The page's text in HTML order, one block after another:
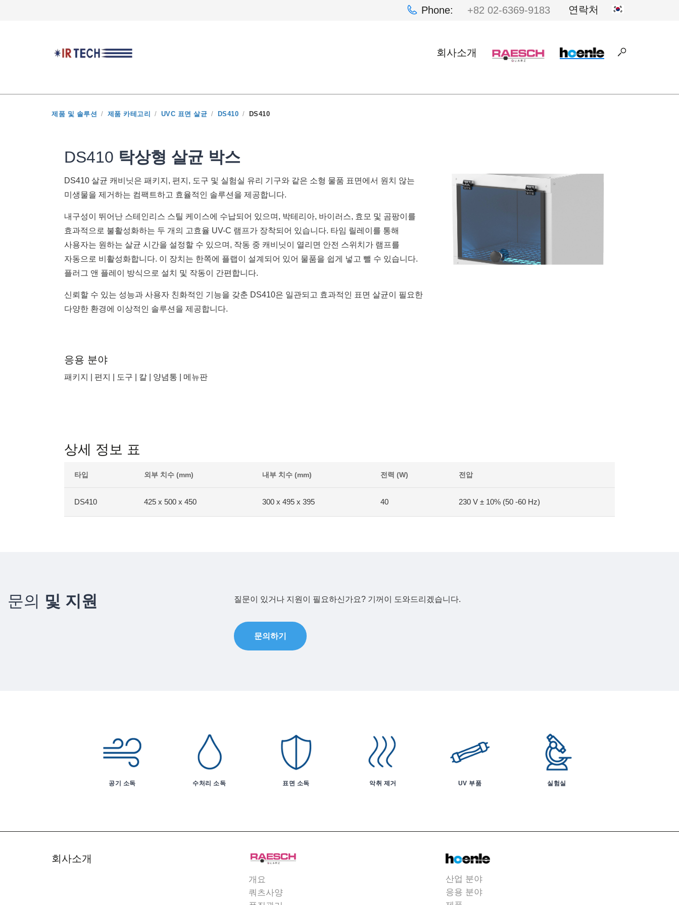
Phone: +82 02-6369-9183 연락처
회사소개
도움이 필요하십니까? 연락처 : Phone:
도움이 필요하십니까? 연락처 : Phone:
제품 및 솔루션 / 제품 카테고리 / UVC 표면 살균 / DS410 / DS410
DS410 탁상형 살균 박스
DS410 살균 캐비닛은 패키지, 편지, 도구 및 실험실 유리 기구와 같은 소형 물품 표면에서 원치 않는
미생물을 제거하는 컴팩트하고 효율적인 솔루션을 제공합니다.
내구성이 뛰어난 스테인리스 스틸 케이스에 수납되어 있으며, 박테리아, 바이러스, 효모 및 곰팡이를
효과적으로 불활성화하는 두 개의 고효율 UV-C 램프가 장착되어 있습니다. 타임 릴레이를 통해
사용자는 원하는 살균 시간을 설정할 수 있으며, 작동 중 캐비닛이 열리면 안전 스위치가 램프를
자동으로 비활성화합니다. 이 장치는 한쪽에 플랩이 설계되어 있어 물품을 쉽게 넣고 뺄 수 있습니다.
플러그 앤 플레이 방식으로 설치 및 작동이 간편합니다.
신뢰할 수 있는 성능과 사용자 친화적인 기능을 갖춘 DS410은 일관되고 효과적인 표면 살균이 필요한
다양한 환경에 이상적인 솔루션을 제공합니다.
응용 분야
패키지 | 편지 | 도구 | 칼 | 양념통 | 메뉴판
상세 정보 표
타입 외부 치수 (mm) 내부 치수 (mm) 전력 (W) 전압
DS410 425 x 500 x 450 300 x 495 x 395 40 230 V ± 10% (50 -60 Hz)
문의 및 지원 질문이 있거나 지원이 필요하신가요? 기꺼이 도와드리겠습니다.
문의하기
공기 소독 수처리 소독 표면 소독 악취 제거 UV 부품 실험실
회사소개
개요
쿼츠사양
산업 분야
응용 분야